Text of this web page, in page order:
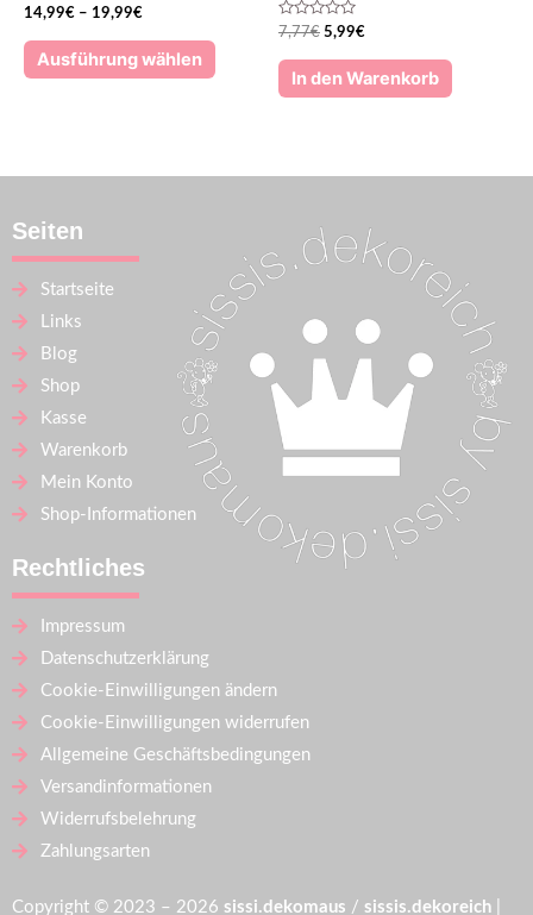
Bewertet
mit
0
von
14,99€ – 19,99€
Ausführung wählen
Bewertet
mit
0
von
7,77€ 5,99€
In den Warenkorb
Seiten
Startseite
Links
Blog
Shop
Kasse
Warenkorb
Mein Konto
Shop-Informationen
Rechtliches
Impressum
Datenschutzerklärung
Cookie-Einwilligungen ändern
Cookie-Einwilligungen widerrufen
Allgemeine Geschäftsbedingungen
Versandinformationen
Widerrufsbelehrung
Zahlungsarten
Copyright © 2023 – 2026 sissi.dekomaus / sissis.dekoreich